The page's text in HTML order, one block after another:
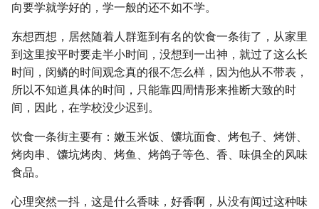
向要学就学好的，学一般的还不如不学。
东想西想，居然随着人群逛到有名的饮食一条街了，从家里
到这里按平时要走半小时间，没想到一出神，就过了这么长
时间，闵鳞的时间观念真的很不怎么样，因为他从不带表，
所以不知道具体的时间，只能靠四周情形来推断大致的时
间，因此，在学校没少迟到。
饮食一条街主要有：嫩玉米饭、馕坑面食、烤包子、烤饼、
烤肉串、馕坑烤肉、烤鱼、烤鸽子等色、香、味俱全的风味
食品。
心理突然一抖，这是什么香味，好香啊，从没有闻过这种味